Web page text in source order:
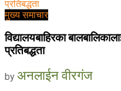
मुख्य समाचार
विद्यालयबाहिरका
प्रतिबद्धता
by अनलाईन वीरगंज